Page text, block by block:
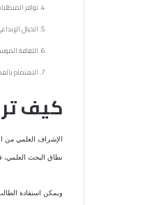
توافر
الخيال
الثقافة
الاهتمام
كيف
الإشراف العلمي من
نطاق البحث
ويمكن استفادة